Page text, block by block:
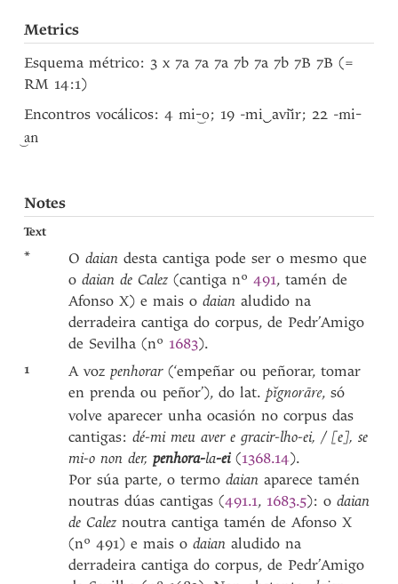
Metrics
Esquema métrico: 3 x 7a 7a 7a 7b 7a 7b 7B 7B (=
RM 14:1)
Encontros vocálicos: 4mi-‿o; 19 -mi ‿avi͂ir; 22 -mi-
‿an
Notes
Text
*
Odaiandesta cantiga pode ser o mesmo que
odaian de Calez (cantiga nº491, tamén de
Afonso X) e mais odaianaludido na
derradeira cantiga do corpus, de Pedr’Amigo
de Sevilha (nº 1683).
1 A vozpenhorar(‘empeñar ou peñorar, tomar
en prenda ou peñor’), do lat. pĭgnorāre, só
volve aparecer unha ocasión no corpus das
cantigas:dé-mi meu aver e gracir-lho-ei, / [e], se
mi-o non der,penhora-la-ei(1368.14).
Por súa parte, o termodaianaparece tamén
noutras dúas cantigas (491.1, 1683.5): odaian
de Calez noutra cantiga tamén de Afonso X
(nº 491) e mais odaianaludido na
derradeira cantiga do corpus, de Pedr’Amigo